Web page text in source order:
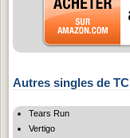
Autres singles de TC
Tears Run
Vertigo